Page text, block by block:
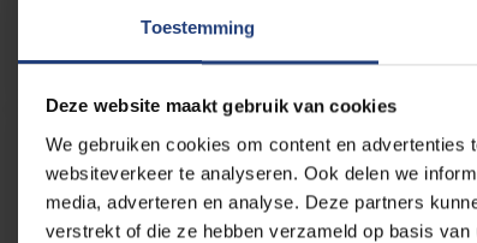
Toestemming
Deze website maakt gebruik van cookies
We gebruiken cookies om content en
websiteverkeer te analyseren. Ook delen we
media, adverteren en analyse. Deze partners
verstrekt of die ze hebben verzameld op basis